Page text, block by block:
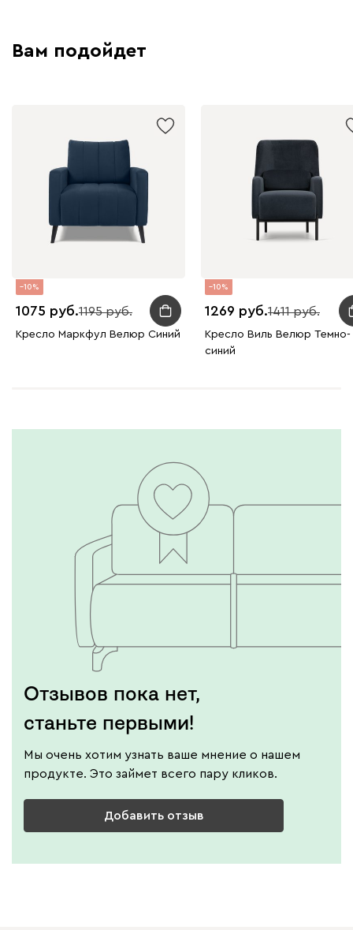
Вам подойдет
10
1075 1195
Кресло Маркфул Велюр Синий
10
1269 1411
Кресло Виль Велюр Темно-
синий
Отзывов пока нет,
станьте первыми!
Мы очень хотим узнать ваше мнение о нашем
продукте. Это займет всего пару кликов.
Добавить отзыв